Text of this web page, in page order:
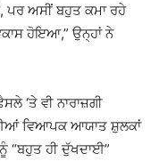
ਪਰ ਅਸੀਂ ਬਹੁਤ ਕਮਾ ਰਹੇ
ਹੋਇਆ,” ਉਨ੍ਹਾਂ ਨੇ
‘ਤੇ ਵੀ ਨਾਰਾਜ਼ਗੀ
ਵਿਆਪਕ ਆਯਾਤ ਸ਼ੁਲਕਾਂ
“ਬਹੁਤ ਹੀ ਦੁੱਖਦਾਈ”